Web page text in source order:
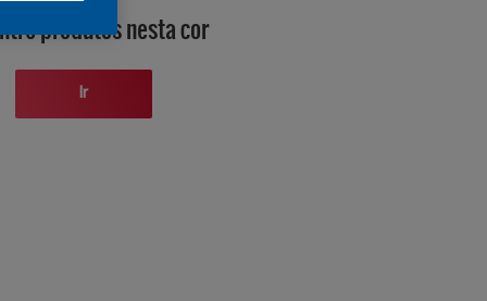
produtos nesta cor
Ir